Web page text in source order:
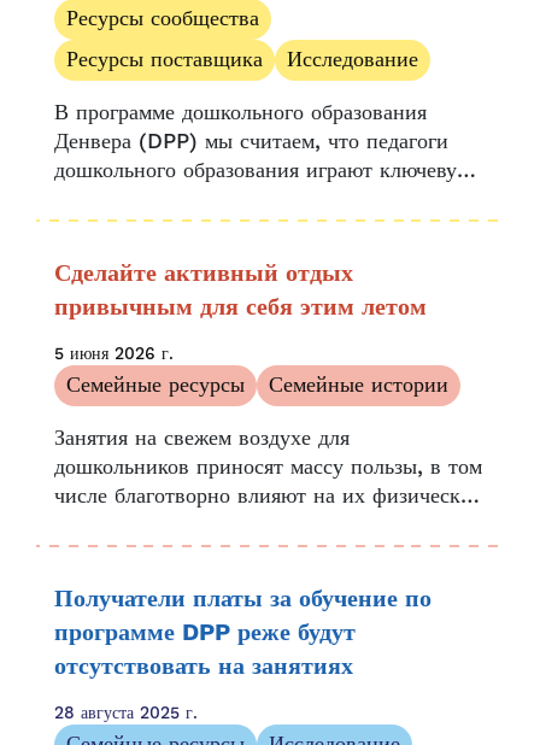
Ресурсы сообщества
Ресурсы поставщика
Исследование
В программе дошкольного образования
Денвера (DPP) мы считаем, что педагоги
дошкольного образования играют ключевую
ребенка. Мы стремимся поддерживать
формируют...
Сделайте активный отдых
привычным для себя этим летом
5 июня 2026 г.
Семейные ресурсы
Семейные истории
Занятия на свежем воздухе для
дошкольников приносят массу пользы, в том
числе благотворно влияют на их физическое,
Кроме того, они помогают детям развить
воздухе способствует...
Получатели платы за обучение по
программе DPP реже будут
отсутствовать на занятиях
28 августа 2025 г.